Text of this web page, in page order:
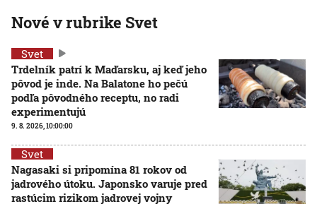
Nové v rubrike Svet
Svet
Trdelník patrí k Maďarsku, aj keď jeho
pôvod je inde. Na Balatone ho pečú
podľa pôvodného receptu, no radi
experimentujú
9. 8. 2026, 10:00:00
Svet
Nagasaki si pripomína 81 rokov od
jadrového útoku. Japonsko varuje pred
rastúcim rizikom jadrovej vojny